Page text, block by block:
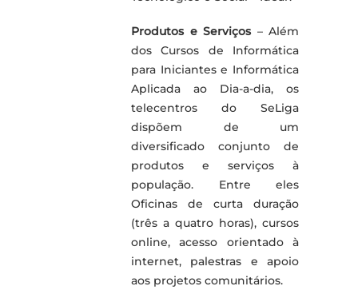
Produtos e Serviços– Além
dos Cursos de Informática
para Iniciantes e Informática
Aplicada ao Dia-a-dia, os
telecentros do SeLiga
dispõem de um
diversificado conjunto de
produtos e serviços à
população. Entre eles
Oficinas de curta duração
(três a quatro horas), cursos
online, acesso orientado à
internet, palestras e apoio
aos projetos comunitários.